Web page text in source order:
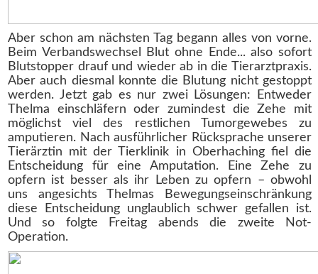
Aber schon am nächsten Tag begann alles von vorne.
Beim Verbandswechsel Blut ohne Ende... also sofort
Blutstopper drauf und wieder ab in die Tierarztpraxis.
Aber auch diesmal konnte die Blutung nicht gestoppt
werden. Jetzt gab es nur zwei Lösungen: Entweder
Thelma einschläfern oder zumindest die Zehe mit
möglichst viel des restlichen Tumorgewebes zu
amputieren. Nach ausführlicher Rücksprache unserer
Tierärztin mit der Tierklinik in Oberhaching fiel die
Entscheidung für eine Amputation. Eine Zehe zu
opfern ist besser als ihr Leben zu opfern – obwohl
uns angesichts Thelmas Bewegungseinschränkung
diese Entscheidung unglaublich schwer gefallen ist.
Und so folgte Freitag abends die zweite Not-
Operation.